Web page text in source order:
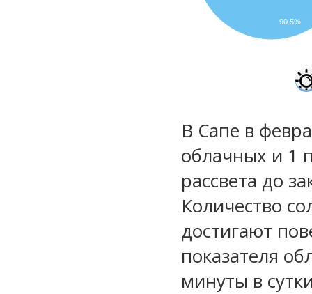
90.5%
В Сапе в
облачных и 1
рассвета до
Количество
достигают
показателя
минуты в